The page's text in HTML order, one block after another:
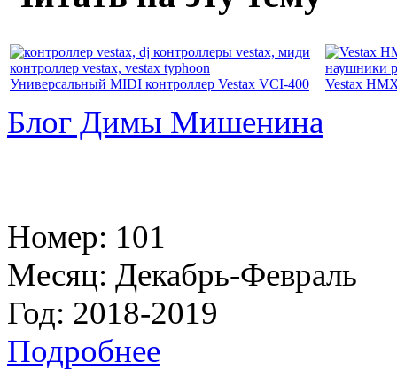
Универсальный MIDI контроллер Vestax VCI-400 Vestax
Блог Димы Мишенина
Номер: 101
Месяц: Декабрь-Февраль
Год: 2018-2019
Подробнее